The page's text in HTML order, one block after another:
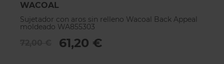
WACOAL
Sujetador con aros sin relleno Wacoal Back Appeal
moldeado WA855303
61,20 €